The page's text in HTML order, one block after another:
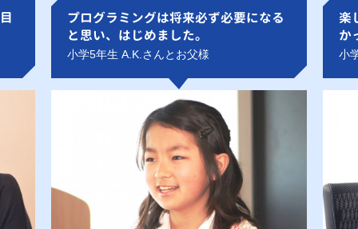
プログラミングは将来必ず必要になる
と思い、はじめました。
小学5年生 A.K.さんとお父様
楽
か
小